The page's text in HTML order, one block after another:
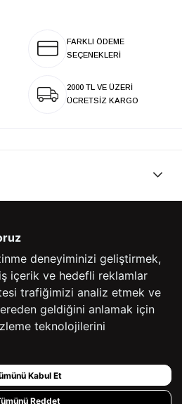
FARKLI ÖDEME
SEÇENEKLERİ
2000 TL VE ÜZERİ
ÜCRETSİZ KARGO
deneyiminizi geliştirmek,
içerik ve hedefli reklamlar
trafiğimizi analiz etmek ve
geldiğini anlamak için
teknolojilerini
Kabul Et
Reddet